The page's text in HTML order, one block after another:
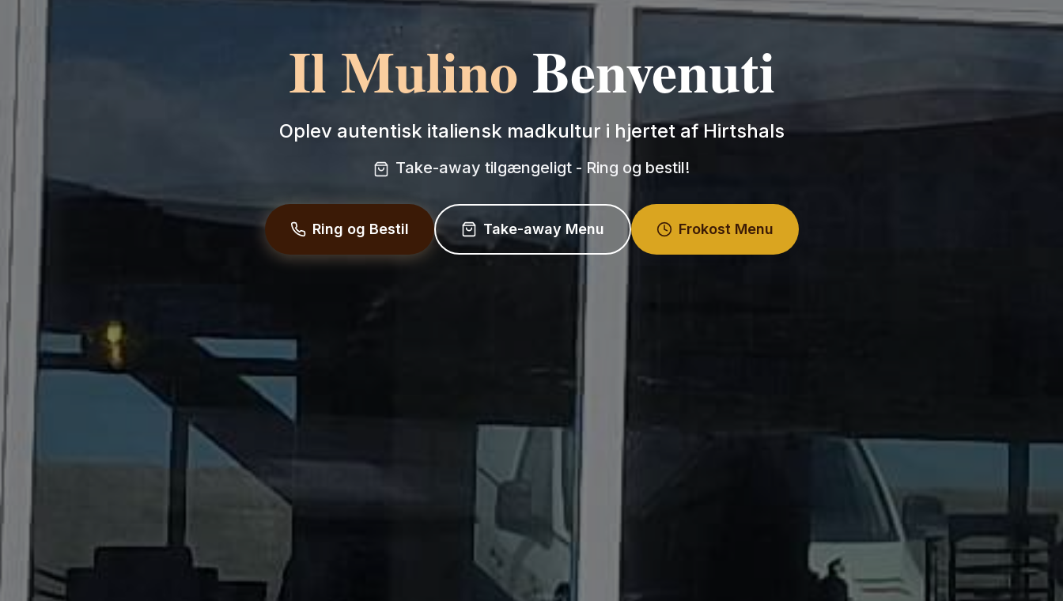
Il MulinoBenvenuti
Oplev autentisk italiensk madkultur i hjertet af Hirtshals
Take-away tilgængeligt - Ring og bestil!
Ring og Bestil Take-away Menu Frokost Menu